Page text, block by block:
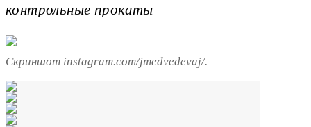
контрольные прокаты
Скриншот instagram.com/jmedvedevaj/.